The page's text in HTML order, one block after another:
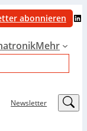
abonnieren LinkedIn
Mehr
Newsletter LinkedIn